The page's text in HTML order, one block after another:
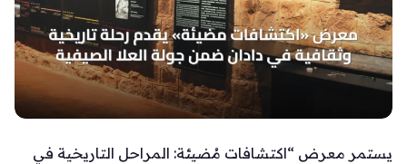
يستمر معرض “اكتشافات مُضيئة: المراحل التاريخية في